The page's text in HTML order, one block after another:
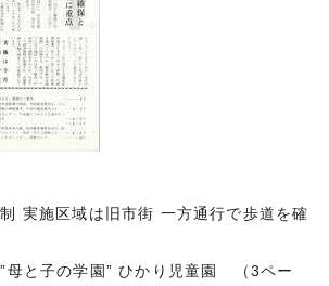
実施区域は旧市街 一方通行で歩道を確
母と子の学園” ひかり児童園 （3ペー